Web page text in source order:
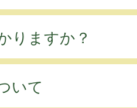
りますか？
いて